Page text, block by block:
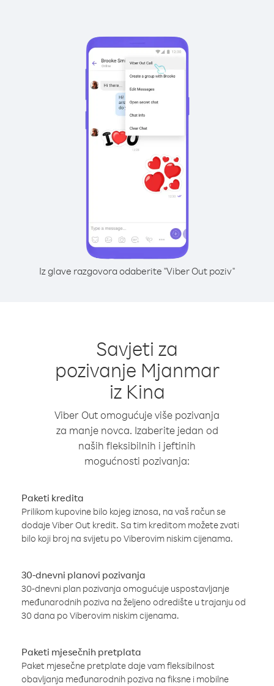
Iz glave razgovora odaberite "Viber Out poziv"
Savjeti za
pozivanje Mjanmar
iz Kina
Viber Out omogućuje više pozivanja
za manje novca. Izaberite jedan od
naših fleksibilnih i jeftinih
mogućnosti pozivanja:
Paketi kredita
Prilikom kupovine bilo kojeg iznosa, na vaš račun se
dodaje Viber Out kredit. Sa tim kreditom možete zvati
bilo koji broj na svijetu po Viberovim niskim cijenama.
30-dnevni planovi pozivanja
30-dnevni plan pozivanja omogućuje uspostavljanje
međunarodnih poziva na željeno odredište u trajanju od
30 dana po Viberovim niskim cijenama.
Paketi mjesečnih pretplata
Paket mjesečne pretplate daje vam fleksibilnost
obavljanja međunarodnih poziva na fiksne i mobilne